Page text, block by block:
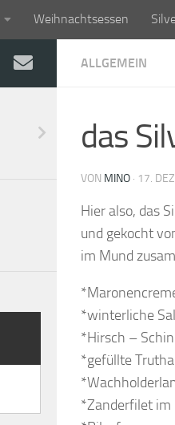
Weihnachtsessen
ALLGEMEIN
das
VON MINO · 17.
Hier also, das
und gekocht
im Mund
*winterliche
*Hirsch –
*gefüllte
*Zanderfilet im